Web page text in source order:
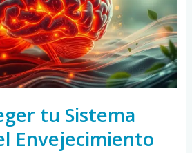
tu Sistema
Envejecimiento